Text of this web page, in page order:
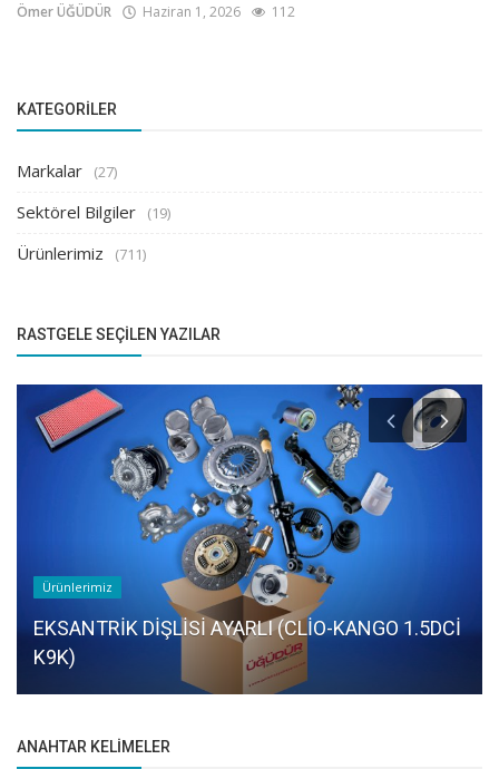
Ömer ÜĞÜDÜR Haziran 1, 2026 112
KATEGORILER
Markalar (27)
Sektörel Bilgiler (19)
Ürünlerimiz (711)
RASTGELE SEÇILEN YAZILAR
Ürünlerimiz
EKSANTRİK DİŞLİSİ AYARLI (CLİO-KANGO 1.5DCİ
K9K)
ANAHTAR KELIMELER